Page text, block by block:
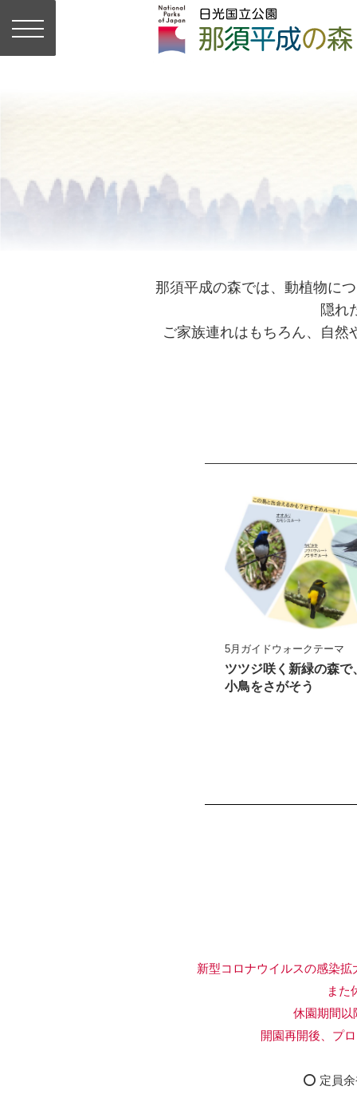
那須平成の森では、動植物に
隠れ
ご家族連れはもちろん、自
5月ガイドウォークテーマ
ツツジ咲く新緑の森で
小鳥をさがそう
新型コロナウイルスの感染
また休園期
休園期間以降の
開園再開後、プログラ
⭕ 定員余